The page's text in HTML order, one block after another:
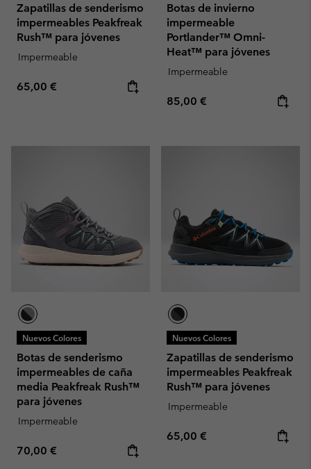
Zapatillas de senderismo
impermeables Peakfreak
Rush™ para jóvenes
Impermeable
Regular price:
65,00 €
Botas de invierno
impermeable
Portlander™ Omni-
Heat™ para jóvenes
Impermeable
Regular price:
85,00 €
Nuevos Colores
Botas de senderismo
impermeables de caña
media Peakfreak Rush™
para jóvenes
Impermeable
Regular price:
70,00 €
Nuevos Colores
Zapatillas de senderismo
impermeables Peakfreak
Rush™ para jóvenes
Impermeable
Regular price:
65,00 €